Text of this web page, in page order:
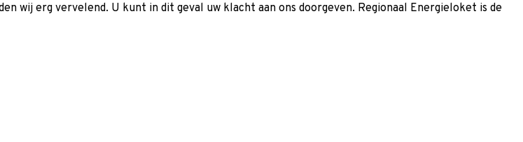
wij erg vervelend. U kunt in dit geval uw klacht aan ons doorgeven. Regionaal Energieloket is de